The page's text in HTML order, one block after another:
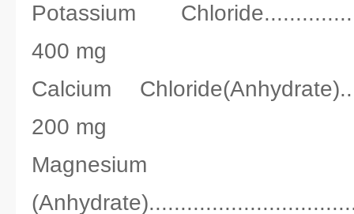
Potassium
400 mg
Calcium
200 mg